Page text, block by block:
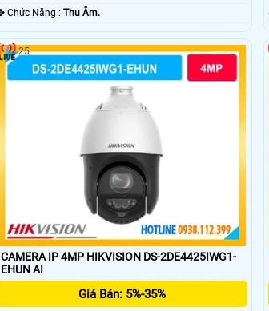
️✤ Chức Năng : Thu Âm.
CAMERA IP 4MP HIKVISION DS-2DE4425IWG1-
EHUN AI
Giá Bán: 5%-35%
25